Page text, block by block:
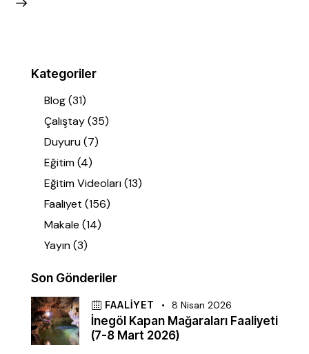
Kategoriler
Blog(31)
Çalıştay(35)
Duyuru(7)
Eğitim(4)
Eğitim Videoları(13)
Faaliyet (156)
Makale (14)
Yayın(3)
Son Gönderiler
FAALIYET 8 Nisan 2026
İnegöl Kapan Mağaraları Faaliyeti
(7-8 Mart 2026)